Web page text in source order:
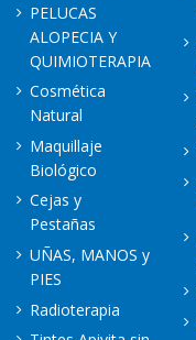
PELUCAS
ALOPECIA Y
QUIMIOTERAPIA
Cosmética
Natural
Maquillaje
Biológico
Cejas y
Pestañas
UÑAS, MANOS y
PIES
Radioterapia